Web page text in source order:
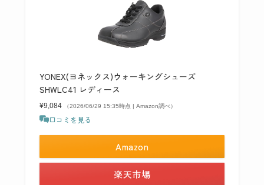
YONEX(ヨネックス)ウォーキングシューズ
SHWLC41 レディース
¥9,084 （2026/06/29 15:35時点 | Amazon調べ）
口コミを見る
Amazon
楽天市場